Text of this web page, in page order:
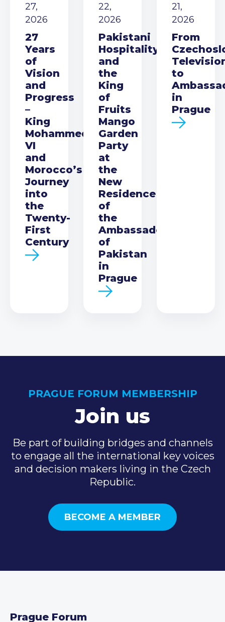
27,
2026
27
Years
of
Vision
and
Progress
–
King
Mohammed
VI
and
Morocco’s
Journey
into
the
Twenty-
First
Century
22,
2026
Pakistani
Hospitality
and
the
King
of
Fruits
Mango
Garden
Party
at
the
New
Residence
of
the
Ambassador
of
Pakistan
in
Prague
21,
2026
From
to
in
Prague
PRAGUE FORUM MEMBERSHIP
Join us
Be part of building bridges and channels
to engage all the international key voices
and decision makers living in the Czech
Republic.
BECOME A MEMBER
Prague Forum